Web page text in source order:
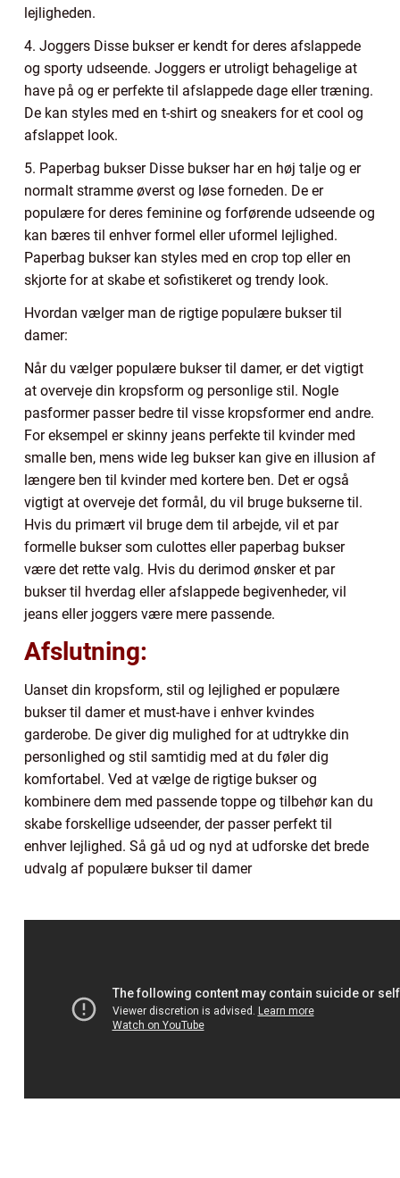
lejligheden.
4. Joggers Disse bukser er kendt for deres afslappede
og sporty udseende. Joggers er utroligt behagelige at
have på og er perfekte til afslappede dage eller træning.
De kan styles med en t-shirt og sneakers for et cool og
afslappet look.
5. Paperbag bukser Disse bukser har en høj talje og er
normalt stramme øverst og løse forneden. De er
populære for deres feminine og forførende udseende og
kan bæres til enhver formel eller uformel lejlighed.
Paperbag bukser kan styles med en crop top eller en
skjorte for at skabe et sofistikeret og trendy look.
Hvordan vælger man de rigtige populære bukser til
damer:
Når du vælger populære bukser til damer, er det vigtigt
at overveje din kropsform og personlige stil. Nogle
pasformer passer bedre til visse kropsformer end andre.
For eksempel er skinny jeans perfekte til kvinder med
smalle ben, mens wide leg bukser kan give en illusion af
længere ben til kvinder med kortere ben. Det er også
vigtigt at overveje det formål, du vil bruge bukserne til.
Hvis du primært vil bruge dem til arbejde, vil et par
formelle bukser som culottes eller paperbag bukser
være det rette valg. Hvis du derimod ønsker et par
bukser til hverdag eller afslappede begivenheder, vil
jeans eller joggers være mere passende.
Afslutning:
Uanset din kropsform, stil og lejlighed er populære
bukser til damer et must-have i enhver kvindes
garderobe. De giver dig mulighed for at udtrykke din
personlighed og stil samtidig med at du føler dig
komfortabel. Ved at vælge de rigtige bukser og
kombinere dem med passende toppe og tilbehør kan du
skabe forskellige udseender, der passer perfekt til
enhver lejlighed. Så gå ud og nyd at udforske det brede
udvalg af populære bukser til damer